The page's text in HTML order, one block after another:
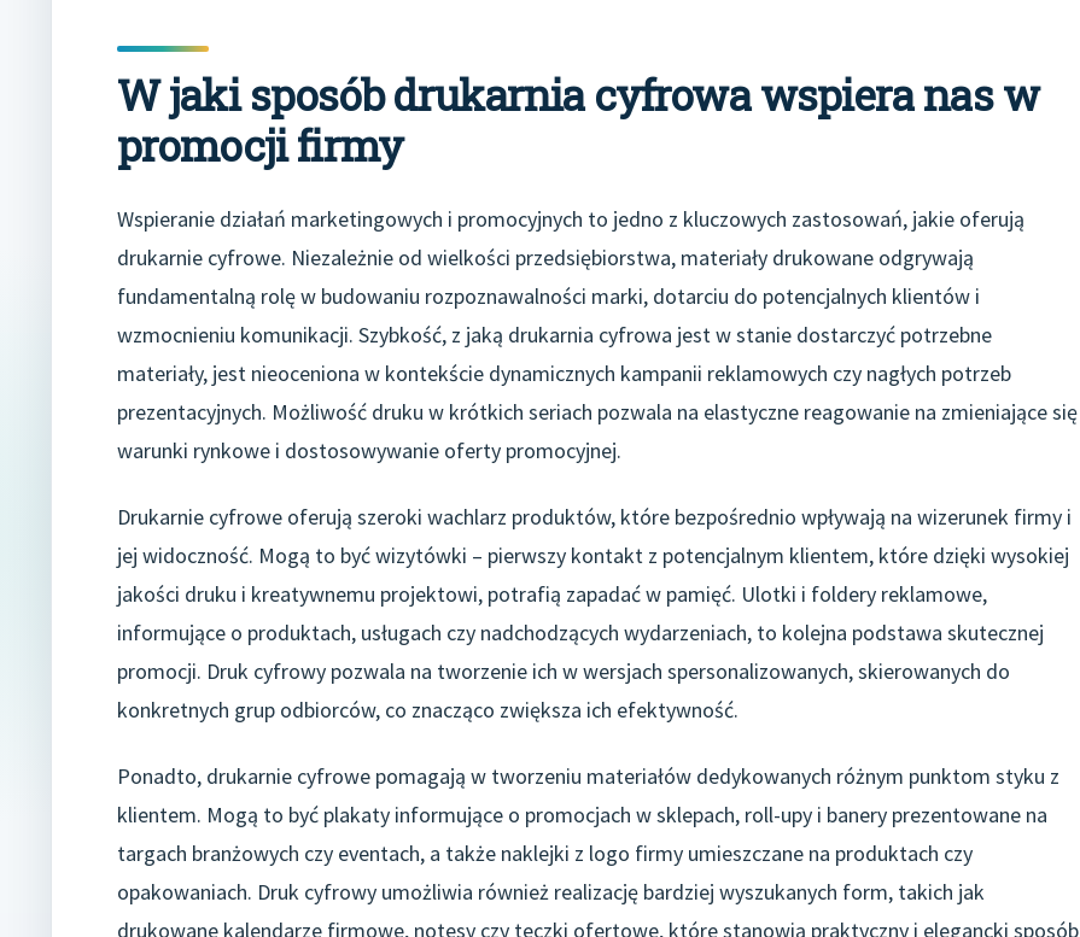
W jaki sposób drukarnia cyfrowa wspiera nas w
promocji firmy
Wspieranie działań marketingowych i promocyjnych to jedno z kluczowych zastosowań, jakie oferują
drukarnie cyfrowe. Niezależnie od wielkości przedsiębiorstwa, materiały drukowane odgrywają
fundamentalną rolę w budowaniu rozpoznawalności marki, dotarciu do potencjalnych klientów i
wzmocnieniu komunikacji. Szybkość, z jaką drukarnia cyfrowa jest w stanie dostarczyć potrzebne
materiały, jest nieoceniona w kontekście dynamicznych kampanii reklamowych czy nagłych potrzeb
prezentacyjnych. Możliwość druku w krótkich seriach pozwala na elastyczne reagowanie na zmieniające się
warunki rynkowe i dostosowywanie oferty promocyjnej.
Drukarnie cyfrowe oferują szeroki wachlarz produktów, które bezpośrednio wpływają na wizerunek firmy i
jej widoczność. Mogą to być wizytówki – pierwszy kontakt z potencjalnym klientem, które dzięki wysokiej
jakości druku i kreatywnemu projektowi, potrafią zapadać w pamięć. Ulotki i foldery reklamowe,
informujące o produktach, usługach czy nadchodzących wydarzeniach, to kolejna podstawa skutecznej
promocji. Druk cyfrowy pozwala na tworzenie ich w wersjach spersonalizowanych, skierowanych do
konkretnych grup odbiorców, co znacząco zwiększa ich efektywność.
Ponadto, drukarnie cyfrowe pomagają w tworzeniu materiałów dedykowanych różnym punktom styku z
klientem. Mogą to być plakaty informujące o promocjach w sklepach, roll-upy i banery prezentowane na
targach branżowych czy eventach, a także naklejki z logo firmy umieszczane na produktach czy
opakowaniach. Druk cyfrowy umożliwia również realizację bardziej wyszukanych form, takich jak
drukowane kalendarze firmowe, notesy czy teczki ofertowe, które stanowią praktyczny i elegancki sposób